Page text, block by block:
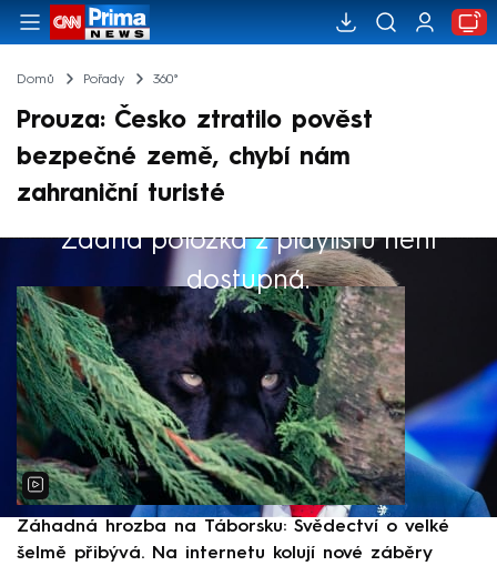
Domů Pořady 360°
Prouza: Česko ztratilo pověst
bezpečné země, chybí nám
zahraniční turisté
Žádná položka z playlistu není
dostupná.
Výběr redakce
Záhadná hrozba na Táborsku: Svědectví o velké
šelmě přibývá. Na internetu kolují nové záběry